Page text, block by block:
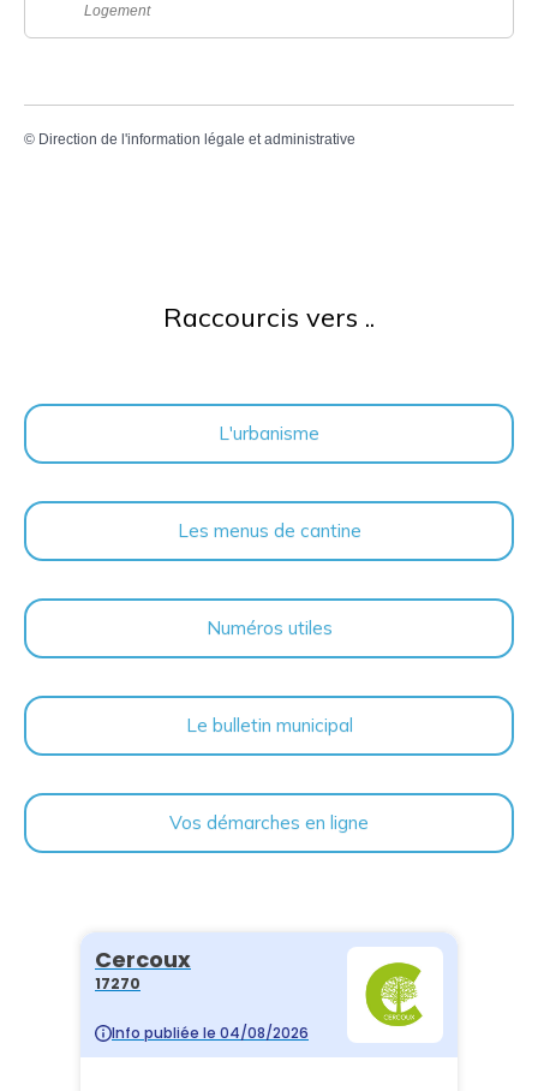
Logement
© Direction de l'information légale et administrative
Raccourcis vers ..
L'urbanisme
Les menus de cantine
Numéros utiles
Le bulletin municipal
Vos démarches en ligne